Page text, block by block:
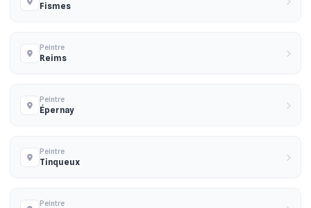
Fismes
Peintre
Reims
Peintre
Épernay
Peintre
Tinqueux
Peintre